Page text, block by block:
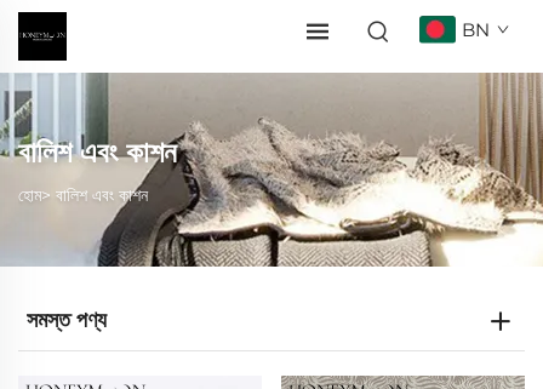
BN
বালিশ এবং কাশন
হোম> বালিশ এবং কাশন
সমস্ত পণ্য